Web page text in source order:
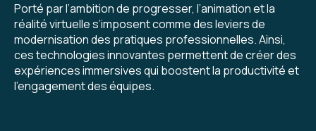
Porté par l’ambition de progresser, l’animation et la
réalité virtuelle s’imposent comme des leviers de
modernisation des pratiques professionnelles. Ainsi,
ces technologies innovantes permettent de créer des
expériences immersives qui boostent la productivité et
l’engagement des équipes.